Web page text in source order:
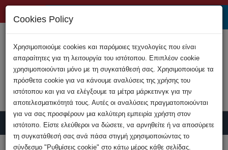
Υποβολή Καταγγελίας
Cookies Policy
Χρησιμοποιούμε cookies και παρόμοιες τεχνολογίες που είναι
απαραίτητες για τη λειτουργία του ιστότοπου. Επιπλέον cookie
χρησιμοποιούνται μόνο με τη συγκατάθεσή σας. Χρησιμοποιούμε τα
πρόσθετα cookie για να κάνουμε αναλύσεις της χρήσης του
ιστότοπου και για να ελέγξουμε τα μέτρα μάρκετινγκ για την
αποτελεσματικότητά τους. Αυτές οι αναλύσεις πραγματοποιούνται
για να σας προσφέρουν μια καλύτερη εμπειρία χρήστη στον
ιστότοπο. Είστε ελεύθεροι να δώσετε, να αρνηθείτε ή να αποσύρετε
τη συγκατάθεσή σας ανά πάσα στιγμή χρησιμοποιώντας το
σύνδεσμο "Ρυθμίσεις cookie" στο κάτω μέρος κάθε σελίδας.